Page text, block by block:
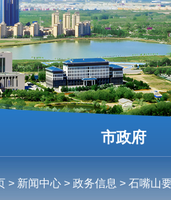
市政府
> 新闻中心 > 政务信息 > 石嘴山